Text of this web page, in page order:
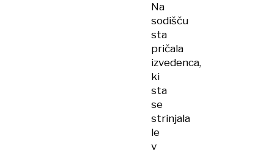
Na
sodišču
sta
pričala
izvedenca,
ki
sta
se
strinjala
le
v